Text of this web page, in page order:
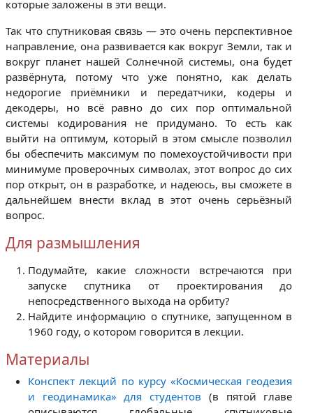
которые заложены в эти вещи.
Так что спутниковая связь — это очень перспективное
направление, она развивается как вокруг Земли, так и
вокруг планет нашей Солнечной системы, она будет
развёрнута, потому что уже понятно, как делать
недорогие приёмники и передатчики, кодеры и
декодеры, но всё равно до сих пор оптимальной
системы кодирования не придумано. То есть как
выйти на оптимум, который в этом смысле позволил
бы обеспечить максимум по помехоустойчивости при
минимуме проверочных символах, этот вопрос до сих
пор открыт, он в разработке, и надеюсь, вы сможете в
дальнейшем внести вклад в этот очень серьёзный
вопрос.
Для размышления
Подумайте, какие сложности встречаются при
запуске спутника от проектирования до
непосредственного выхода на орбиту?
Найдите информацию о спутнике, запущенном в
1960 году, о котором говорится в лекции.
Материалы
Конспект лекций по курсу «Космическая геодезия
и геодинамика» для студентов (в пятой главе